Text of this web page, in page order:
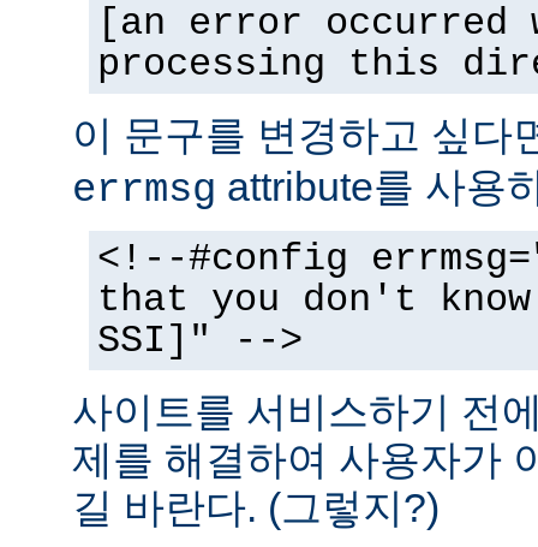
[an error occurred
processing this
이 문구를 변경하고 싶다
errmsg attribute를 사용
<!--#config
that you don't
SSI]" -->
사이트를 서비스하기 전
제를 해결하여 사용자가
길 바란다. (그렇지?)